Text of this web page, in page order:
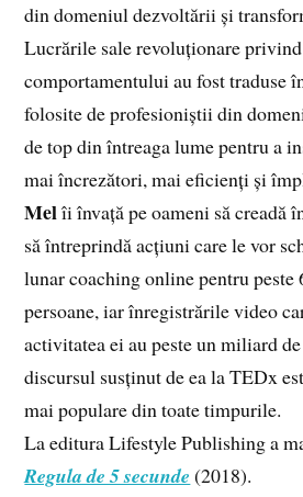
din domeniul dezvoltării și
Lucrările sale revoluționare
comportamentului au fost traduse
folosite de profesioniștii din
de top din întreaga lume pentru a
mai încrezători, mai eficienți și
Melîi învață pe oameni să creadă
să întreprindă acțiuni care le vor
lunar coaching online pentru peste
persoane, iar înregistrările video
activitatea ei au peste un miliard
discursul susținut de ea la TEDx
mai populare din toate timpurile.
La editura Lifestyle Publishing a
Regula de 5 secunde (2018).